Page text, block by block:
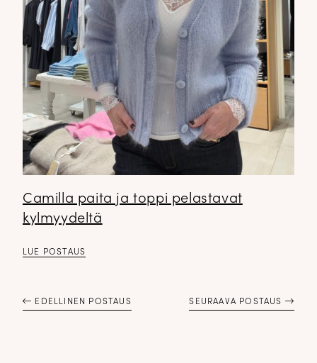
Camilla paita ja toppi pelastavat
kylmyydeltä
LUE POSTAUS
EDELLINEN POSTAUS SEURAAVA POSTAUS